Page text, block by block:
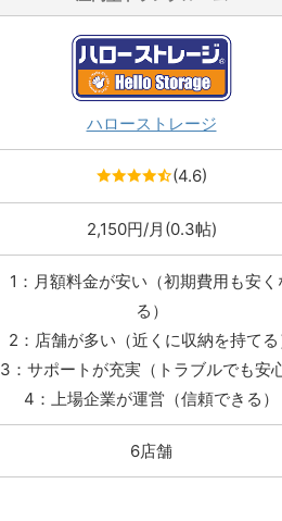
ハローストレージ
(4.6)
2,150円/月(0.3帖)
1：月額料金が安い（初期費用も安く
る）
2：店舗が多い（近くに収納を持てる
3：サポートが充実（トラブルでも安心
4：上場企業が運営（信頼できる）
6店舗